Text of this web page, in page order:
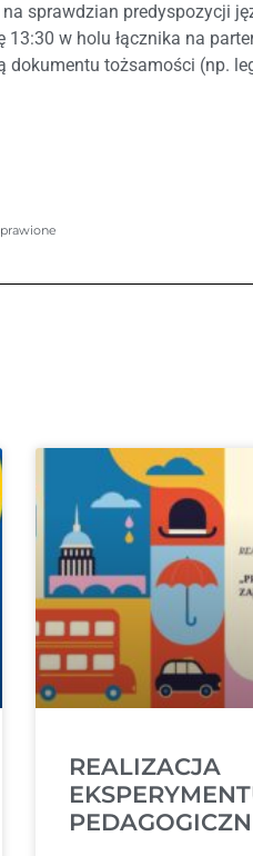
sprawdzian predyspozycji
w holu łącznika na
dokumentu tożsamości (np.
REALIZACJA